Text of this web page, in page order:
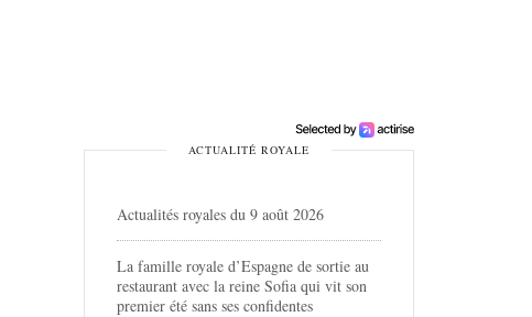
ACTUALITÉ ROYALE
Actualités royales du 9 août 2026
La famille royale d’Espagne de sortie au
restaurant avec la reine Sofia qui vit son
premier été sans ses confidentes